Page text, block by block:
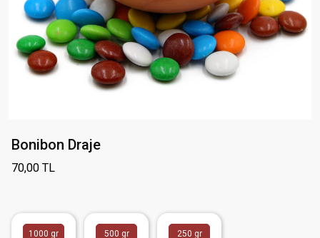
Bonibon Draje
70,00 TL
1000 gr 500 gr 250 gr